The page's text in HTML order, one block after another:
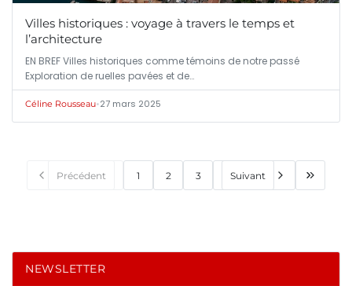
Villes historiques : voyage à travers le temps et
l’architecture
EN BREF Villes historiques comme témoins de notre passé
Exploration de ruelles pavées et de…
Céline Rousseau•27 mars 2025
Précédent 1 2 3 Suivant
NEWSLETTER